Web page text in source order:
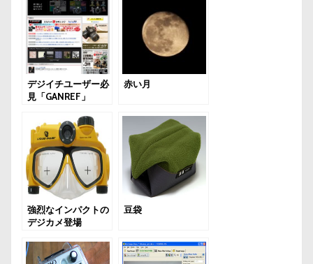
デジイチユーザー必
見「GANREF」
赤い月
強烈なインパクトの
デジカメ登場
豆袋